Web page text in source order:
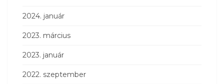
2024. január
2023. március
2023. január
2022. szeptember